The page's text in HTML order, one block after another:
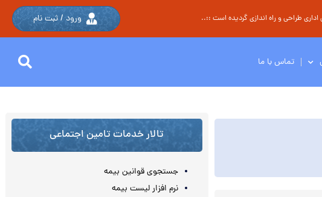
طراحی و راه اندازی گردیده است ::.. ورود / ثبت نام
تماس با ما
تالار خدمات تامین اجتماعی
جستجوی قوانین بیمه
نرم افزار لیست بیمه